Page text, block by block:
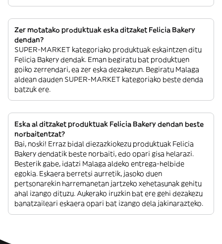
Zer motatako produktuak eska ditzaket Felicia Bakery
dendan?
SUPER-MARKET kategoriako produktuak eskaintzen ditu
Felicia Bakery dendak. Eman begiratu bat produktuen
goiko zerrendari, ea zer eska dezakezun. Begiratu Malaga
aldean dauden SUPER-MARKET kategoriako beste denda
batzuk ere.
Eska al ditzaket produktuak Felicia Bakery dendan beste
norbaitentzat?
Bai, noski! Erraz bidal diezazkiokezu produktuak Felicia
Bakery dendatik beste norbaiti, edo opari gisa helarazi.
Besterik gabe, idatzi Malaga aldeko entrega-helbide
egokia. Eskaera berretsi aurretik, jasoko duen
pertsonarekin harremanetan jartzeko xehetasunak gehitu
ahal izango dituzu. Aukerako iruzkin bat ere gehi dezakezu
banatzaileari eskaera opari bat izango dela jakinarazteko.